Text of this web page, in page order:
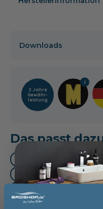
Downloads
2 Jahre
Gewähr­
leistung
Das passt
Handtuchhalter (3)
Oberschrank (1)